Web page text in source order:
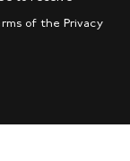
of the Privacy